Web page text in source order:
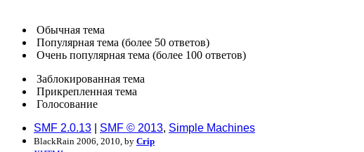
Обычная тема
Популярная тема (более 50 ответов)
Очень популярная тема (более 100 ответов)
Заблокированная тема
Прикрепленная тема
Голосование
SMF 2.0.13
SMF © 2013, Simple Machines
BlackRain 2006, 2010, by Crip